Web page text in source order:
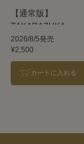
【通常版】
TAKARAZUKA
REVUE 2026
2026/8/5発売
¥2,500
カートに入れる